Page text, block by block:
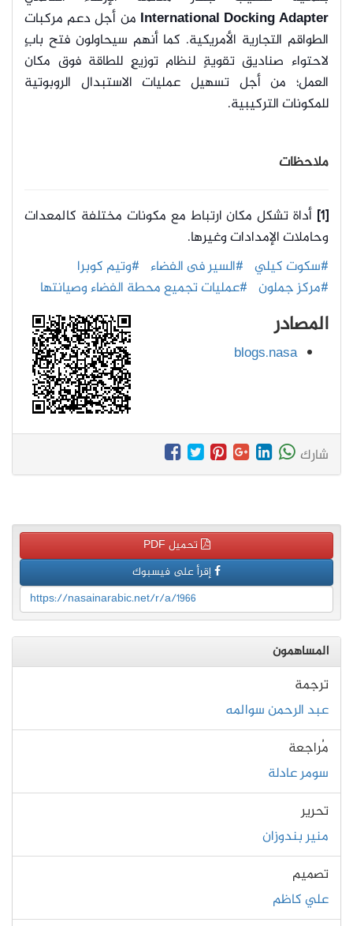
International Docking Adapter من أجل دعم مركبات
الطواقم التجارية الأمريكية. كما أنهم سيحاولون فتح بابٍ
لاحتواء صناديق تقويةٍ لنظام توزيعٍ للطاقة فوق مكان
العمل؛ من أجل تسهيل عمليات الاستبدال الروبوتية
للمكونات التركيبية.
ملاحظات
[1]
أداة تشكل مكان ارتباط مع مكونات مختلفة كالمعدات
وحاملات الإمدادات وغيرها.
#سكوت كيلي #السير فى الفضاء #وتيم كوبرا
#مركز جملون #عمليات تجميع محطة الفضاء وصيانتها
المصادر
blogs.nasa
شارك
تحميل PDF
إقرأ على فيسبوك
https://nasainarabic.net/r/a/1966
المساهمون
ترجمة
عبد الرحمن سوالمه
مُراجعة
سومر عادلة
تحرير
منير بندوزان
تصميم
علي كاظم